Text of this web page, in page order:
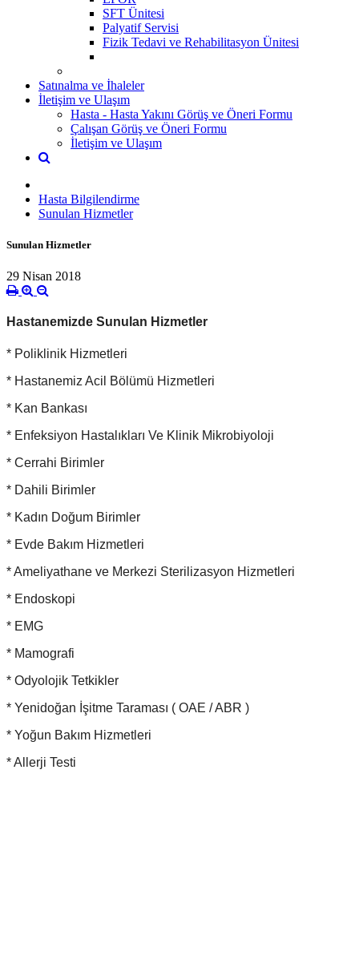
SFT Ünitesi
Palyatif Servisi
Fizik Tedavi ve Rehabilitasyon Ünitesi
Satınalma ve İhaleler
İletişim ve Ulaşım
Hasta - Hasta Yakını Görüş ve Öneri Formu
Çalışan Görüş ve Öneri Formu
İletişim ve Ulaşım
Hasta Bilgilendirme
Sunulan Hizmetler
Sunulan Hizmetler
29 Nisan 2018
Hastanemizde Sunulan Hizmetler
* Poliklinik Hizmetleri
* Hastanemiz Acil Bölümü Hizmetleri
* Kan Bankası
* Enfeksiyon Hastalıkları Ve Klinik Mikrobiyoloji
* Cerrahi Birimler
* Dahili Birimler
* Kadın Doğum Birimler
* Evde Bakım Hizmetleri
* Ameliyathane ve Merkezi Sterilizasyon Hizmetleri
* Endoskopi
* EMG
* Mamografi
* Odyolojik Tetkikler
* Yenidoğan İşitme Taraması ( OAE / ABR )
* Yoğun Bakım Hizmetleri
* Allerji Testi